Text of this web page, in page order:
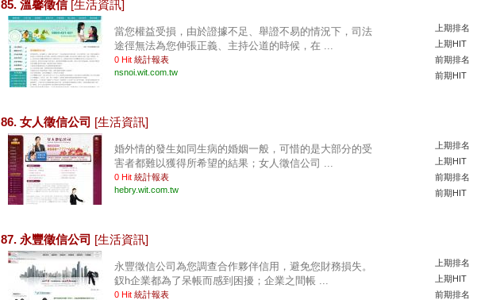
85. 溫馨徵信 [生活資訊]
當您權益受損，由於證據不足、舉證不易的情況下，司法
途徑無法為您伸張正義、主持公道的時候，在 ...
0 Hit 統計報表
nsnoi.wit.com.tw
上期排名
上期HIT
前期排名
前期HIT
86. 女人徵信公司 [生活資訊]
婚外情的發生如同生病的婚姻一般，可惜的是大部分的受
害者都難以獲得所希望的結果；女人徵信公司 ...
0 Hit 統計報表
hebry.wit.com.tw
上期排名
上期HIT
前期排名
前期HIT
87. 永豐徵信公司 [生活資訊]
永豐徵信公司為您調查合作夥伴信用，避免您財務損失。
釵h企業都為了呆帳而感到困擾；企業之間帳 ...
0 Hit 統計報表
上期排名
上期HIT
前期排名